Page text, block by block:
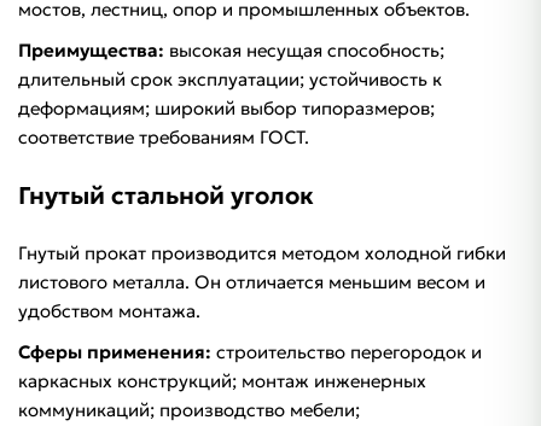
мостов, лестниц, опор и промышленных объектов.
Преимущества: высокая несущая способность;
длительный срок эксплуатации; устойчивость к
деформациям; широкий выбор типоразмеров;
соответствие требованиям ГОСТ.
Гнутый стальной уголок
Гнутый прокат производится методом холодной гибки
листового металла. Он отличается меньшим весом и
удобством монтажа.
Сферы применения: строительство перегородок и
каркасных конструкций; монтаж инженерных
коммуникаций; производство мебели;